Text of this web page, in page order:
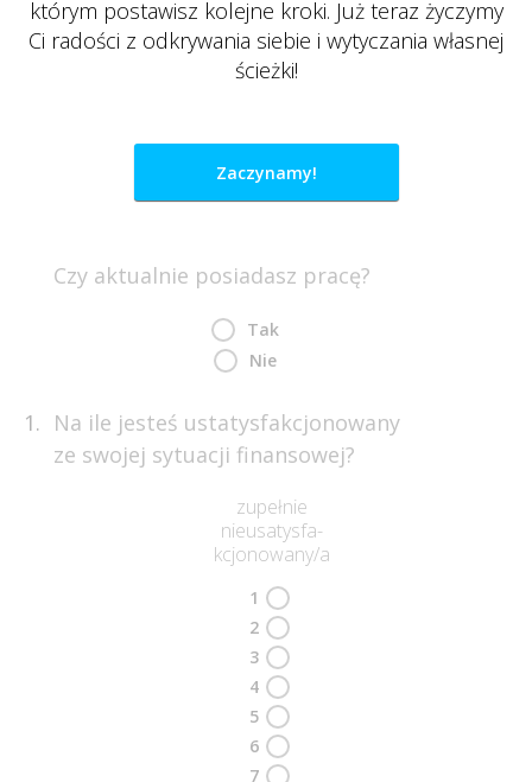
którym postawisz kolejne kroki. Już teraz życzymy
Ci radości z odkrywania siebie i wytyczania własnej
ścieżki!
Zaczynamy!
Czy aktualnie posiadasz pracę?
Tak
Nie
Na ile jesteś ustatysfakcjonowany
ze swojej sytuacji finansowej?
zupełnie
nieusatysfa-
kcjonowany/a
1
2
3
4
5
6
7